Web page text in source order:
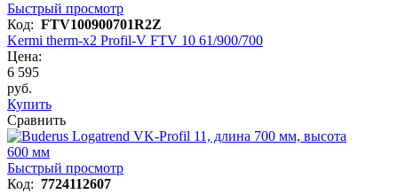
Быстрый просмотр
Код: FTV100900701R2Z
Kermi therm-x2 Profil-V FTV 10 61/900/700
Цена:
6 595
руб.
Купить
Сравнить
Быстрый просмотр
Код: 7724112607